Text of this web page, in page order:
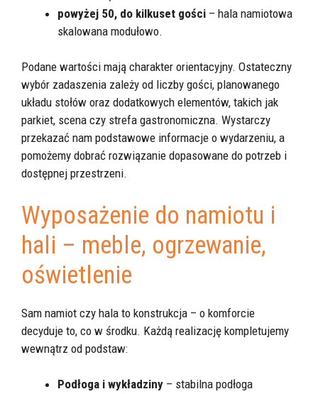
powyżej 50, do kilkuset gości – hala namiotowa
skalowana modułowo.
Podane wartości mają charakter orientacyjny. Ostateczny
wybór zadaszenia zależy od liczby gości, planowanego
układu stołów oraz dodatkowych elementów, takich jak
parkiet, scena czy strefa gastronomiczna. Wystarczy
przekazać nam podstawowe informacje o wydarzeniu, a
pomożemy dobrać rozwiązanie dopasowane do potrzeb i
dostępnej przestrzeni.
Wyposażenie do namiotu i
hali – meble, ogrzewanie,
oświetlenie
Sam namiot czy hala to konstrukcja – o komforcie
decyduje to, co w środku. Każdą realizację kompletujemy
wewnątrz od podstaw:
Podłoga i wykładziny – stabilna podłoga